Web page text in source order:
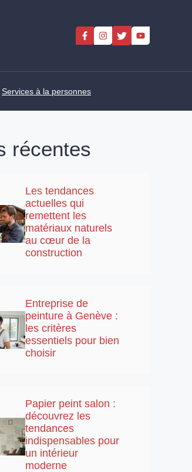
Services à la personnes
récentes
Les tendances
actuelles qui
remettent les
matériaux naturels
au cœur de la
construction
Entreprise de
peinture à Genève :
les critères
essentiels pour bien
choisir
Papier peint salon :
découvrez les
tendances
indispensables pour
un intérieur
moderne